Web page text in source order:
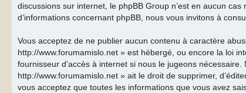
discussions sur internet, le phpBB Group n’est en aucun
d’informations concernant phpBB, nous vous invitons à
Vous acceptez de ne publier aucun contenu à caractère
http://www.forumamislo.net » est hébergé, ou encore la loi
fournisseur d’accès à internet si nous le jugeons
http://www.forumamislo.net » ait le droit de supprimer,
vous acceptez que toutes les informations que vous avez